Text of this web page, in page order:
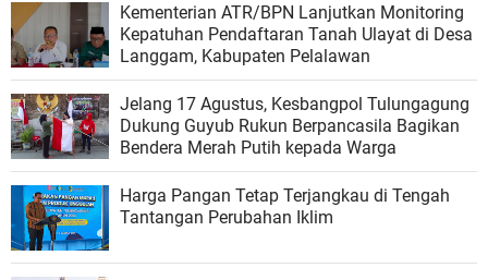
Kementerian ATR/BPN Lanjutkan Monitoring
Kepatuhan Pendaftaran Tanah Ulayat di Desa
Langgam, Kabupaten Pelalawan
Jelang 17 Agustus, Kesbangpol Tulungagung
Dukung Guyub Rukun Berpancasila Bagikan
Bendera Merah Putih kepada Warga
Harga Pangan Tetap Terjangkau di Tengah
Tantangan Perubahan Iklim